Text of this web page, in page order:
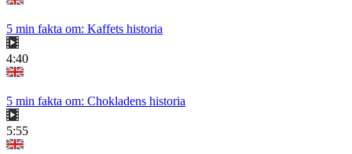
5 min fakta om: Kaffets historia
4:40
5 min fakta om: Chokladens historia
5:55